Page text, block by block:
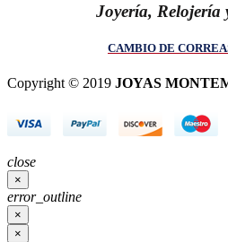
Joyería, Relojería
CAMBIO DE
Copyright © 2019 JOYAS
close
×
error_outline
×
×